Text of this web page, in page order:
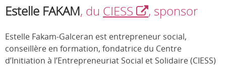
Estelle FAKAM, du CIESS , sponsor
Estelle Fakam-Galceran est entrepreneur social,
conseillère en formation, fondatrice du Centre
d’Initiation à l’Entrepreneuriat Social et Solidaire (CIESS)